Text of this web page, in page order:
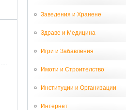
Заведения и Хранене
Здраве и Медицина
Игри и Забавления
Имоти и Строителство
Институции и Организации
Интернет